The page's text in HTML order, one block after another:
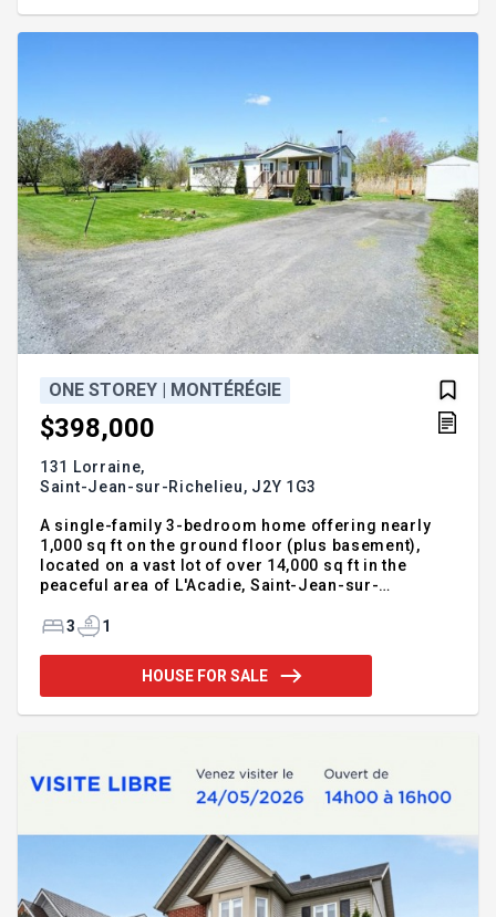
ONE STOREY | MONTÉRÉGIE
$398,000
131 Lorraine,
Saint-Jean-sur-Richelieu, J2Y 1G3
A single-family 3-bedroom home offering nearly
1,000 sq ft on the ground floor (plus basement),
located on a vast lot of over 14,000 sq ft in the
peaceful area of L'Acadie, Saint-Jean-sur-
your personal touch. Enjoy the summer on the large
Marie park, library, church, schools, services,
shops, and roadways.
3 1
HOUSE FOR SALE